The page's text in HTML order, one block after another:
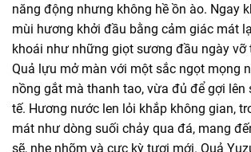
năng động nhưng không hề ồn ào. Ngay
mùi hương khởi đầu bằng cảm giác mát
khoái như những giọt sương đầu ngày vỡ
Quả lựu mở màn với một sắc ngọt mọng
nồng gắt mà thanh tao, vừa đủ để gợi lên
tế. Hương nước len lỏi khắp không gian,
mát như dòng suối chảy qua đá, mang
sẽ, nhẹ nhõm và cực kỳ tươi mới. Quả